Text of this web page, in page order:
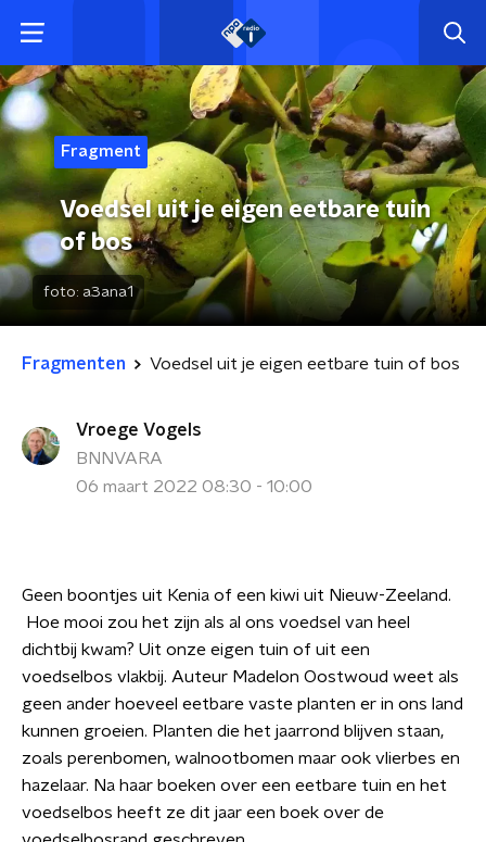
Fragment
Voedsel uit je eigen eetbare tuin
of bos
foto: a3ana1
Fragmenten Voedsel uit je eigen eetbare tuin of bos
Vroege Vogels
BNNVARA
06 maart 2022 08:30 - 10:00
Geen boontjes uit Kenia of een kiwi uit Nieuw-Zeeland.
Hoe mooi zou het zijn als al ons voedsel van heel
dichtbij kwam? Uit onze eigen tuin of uit een
voedselbos vlakbij. Auteur Madelon Oostwoud weet als
geen ander hoeveel eetbare vaste planten er in ons land
kunnen groeien. Planten die het jaarrond blijven staan,
zoals perenbomen, walnootbomen maar ook vlierbes en
hazelaar. Na haar boeken over een eetbare tuin en het
voedselbos heeft ze dit jaar een boek over de